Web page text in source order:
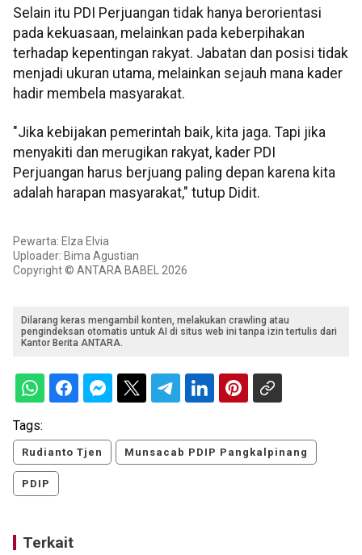
Selain itu PDI Perjuangan tidak hanya berorientasi
pada kekuasaan, melainkan pada keberpihakan
terhadap kepentingan rakyat. Jabatan dan posisi tidak
menjadi ukuran utama, melainkan sejauh mana kader
hadir membela masyarakat.
"Jika kebijakan pemerintah baik, kita jaga. Tapi jika
menyakiti dan merugikan rakyat, kader PDI
Perjuangan harus berjuang paling depan karena kita
adalah harapan masyarakat," tutup Didit.
Pewarta: Elza Elvia
Uploader: Bima Agustian
Copyright © ANTARA BABEL 2026
Dilarang keras mengambil konten, melakukan crawling atau
pengindeksan otomatis untuk AI di situs web ini tanpa izin tertulis dari
Kantor Berita ANTARA.
Tags:
Rudianto Tjen Munsacab PDIP Pangkalpinang
PDIP
Terkait